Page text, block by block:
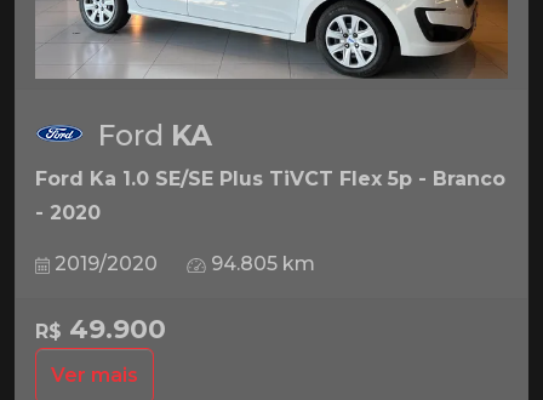
Ford KA
Ford Ka 1.0 SE/SE Plus TiVCT Flex 5p - Branco
- 2020
2019/2020 94.805 km
R$ 49.900
Ver mais